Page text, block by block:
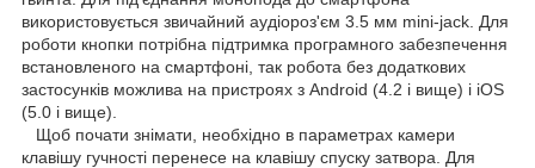
використовується звичайний аудіороз'єм 3.5 мм mini-jack. Для
роботи кнопки потрібна підтримка програмного забезпечення
встановленого на смартфоні, так робота без додаткових
застосунків можлива на пристроях з Android (4.2 і вище) і iOS
(5.0 і вище).
Щоб почати знімати, необхідно в параметрах камери
клавішу гучності перенесе на клавішу спуску затвора. Для